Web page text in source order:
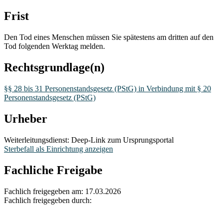
Frist
Den Tod eines Menschen müssen Sie spätestens am dritten auf den
Tod folgenden Werktag melden.
Rechtsgrundlage(n)
§§ 28 bis 31 Personenstandsgesetz (PStG) in Verbindung mit § 20
Personenstandsgesetz (PStG)
Urheber
Weiterleitungsdienst: Deep-Link zum Ursprungsportal
Sterbefall als Einrichtung anzeigen
Fachliche Freigabe
Fachlich freigegeben am: 17.03.2026
Fachlich freigegeben durch: